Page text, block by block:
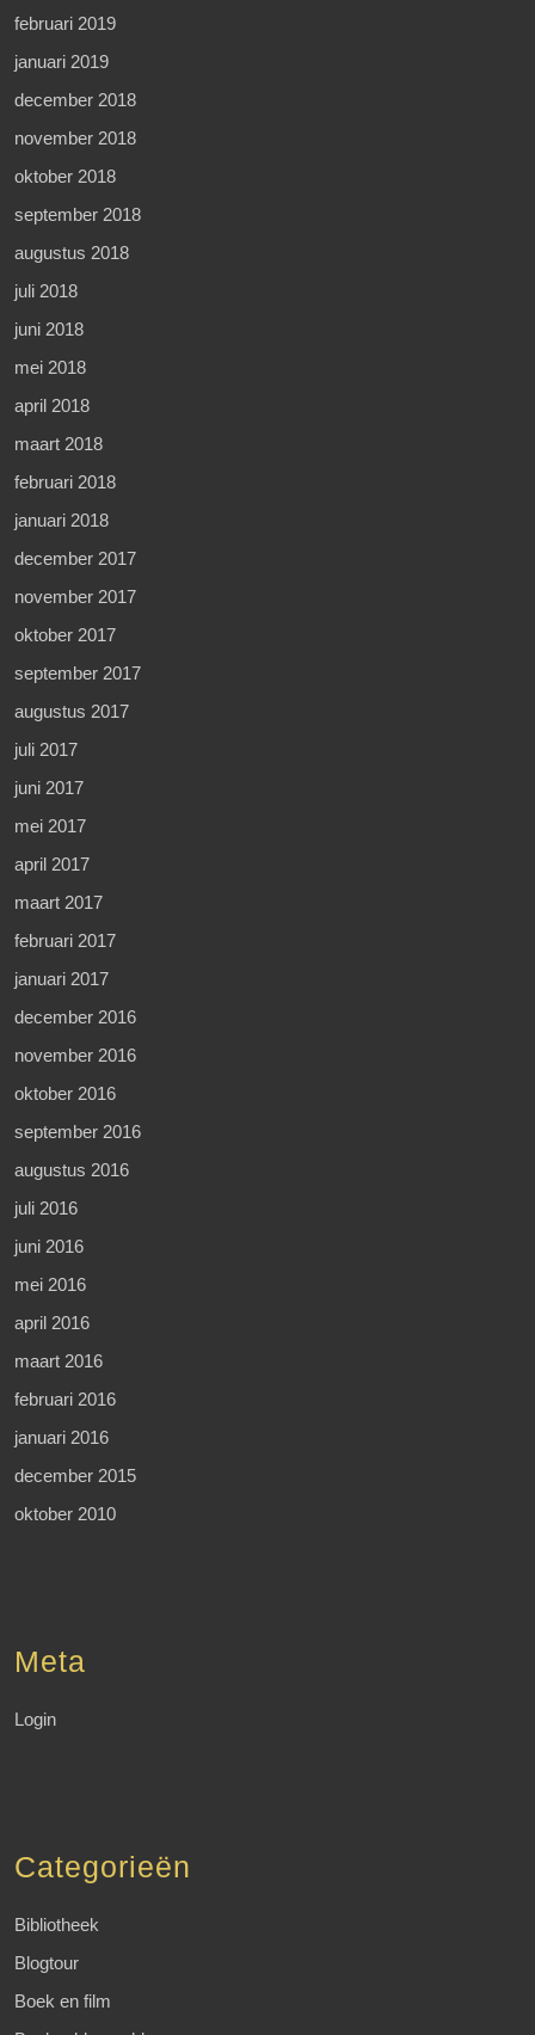
februari 2019
januari 2019
december 2018
november 2018
oktober 2018
september 2018
augustus 2018
juli 2018
juni 2018
mei 2018
april 2018
maart 2018
februari 2018
januari 2018
december 2017
november 2017
oktober 2017
september 2017
augustus 2017
juli 2017
juni 2017
mei 2017
april 2017
maart 2017
februari 2017
januari 2017
december 2016
november 2016
oktober 2016
september 2016
augustus 2016
juli 2016
juni 2016
mei 2016
april 2016
maart 2016
februari 2016
januari 2016
december 2015
oktober 2010
Meta
Login
Categorieën
Bibliotheek
Blogtour
Boek en film